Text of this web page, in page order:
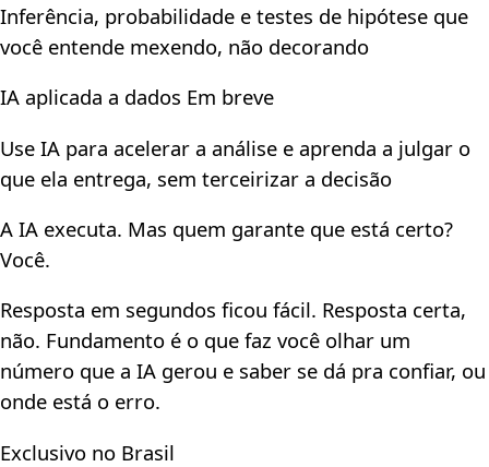
Inferência, probabilidade e testes de hipótese que
você entende mexendo, não decorando
IA aplicada a dados Em breve
Use IA para acelerar a análise e aprenda a julgar o
que ela entrega, sem terceirizar a decisão
A IA executa. Mas quem garante que está certo?
Você.
Resposta em segundos ficou fácil. Resposta certa,
não. Fundamento é o que faz você olhar um
número que a IA gerou e saber se dá pra confiar, ou
onde está o erro.
Exclusivo no Brasil